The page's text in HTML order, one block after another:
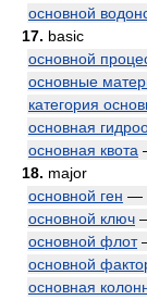
основной
17. basic
основной
основные
категория
основная
основная квота
18. major
основной ген —
основной ключ
основной флот
основной
основная